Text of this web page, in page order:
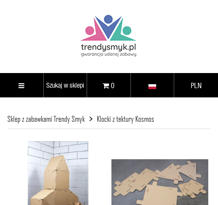
0 PLN
Sklep z zabawkami Trendy Smyk Klocki z tektury Kosmos